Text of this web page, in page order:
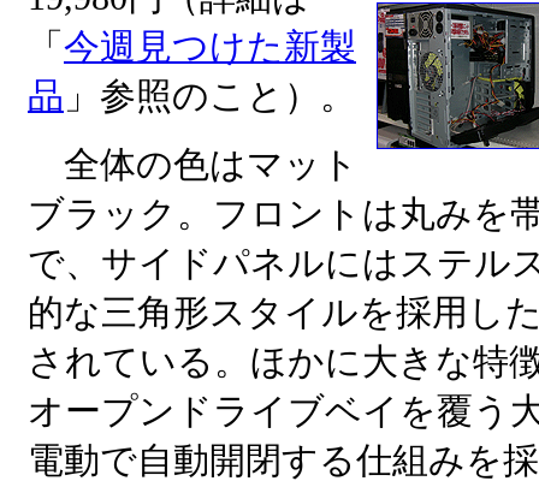
「 今週見つけた新製
品 」参照のこと）。
全体の色はマット
ブラック。フロントは丸みを
で、サイドパネルにはステル
的な三角形スタイルを採用し
されている。ほかに大きな特
オープンドライブベイを覆う
電動で自動開閉する仕組みを